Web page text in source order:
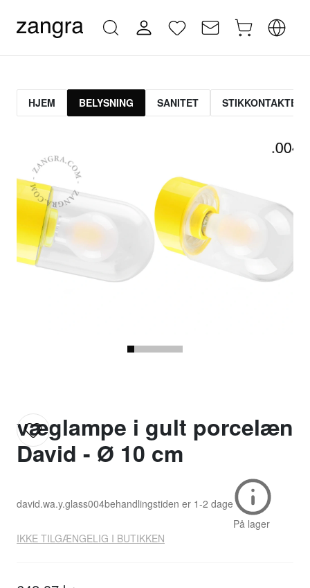
HJEM BELYSNING SANITET STIKKONTAKTER
væglampe i gult porcelæn
David - Ø 10 cm
david.wa.y.glass004behandlingstiden er 1-2 dage
På lager
IKKE TILGÆNGELIG I BUTIKKEN